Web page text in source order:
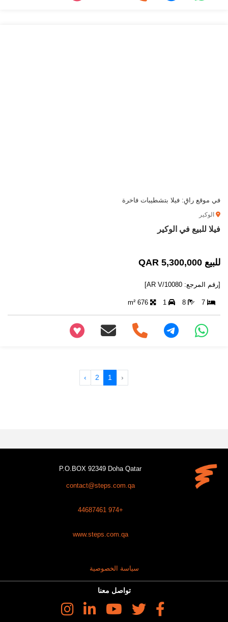
في موقع راقٍ: فيلا بتشطيبات فاخرة
الوكير
فيلا للبيع في الوكير
للبيع 5,300,000 QAR
[رقم المرجع: AR V/10080]
7
8
1
676 m²
‹
1
2
›
P.O.BOX 92349 Doha Qatar
contact@steps.com.qa
+974 44687461
www.steps.com.qa
سياسة الخصوصية
تواصل معنا